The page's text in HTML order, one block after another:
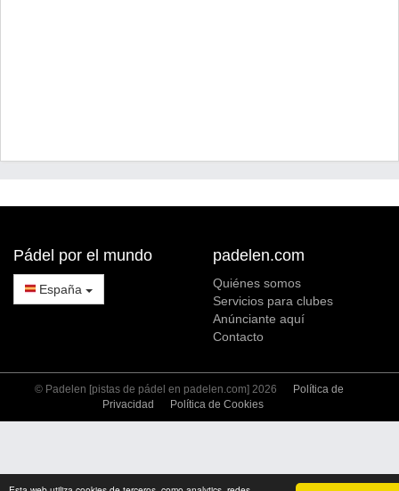
Pádel por el mundo
España
padelen.com
Quiénes somos
Servicios para clubes
Anúnciante aquí
Contacto
© Padelen [pistas de pádel en padelen.com] 2026
Política de
Privacidad
Política de Cookies